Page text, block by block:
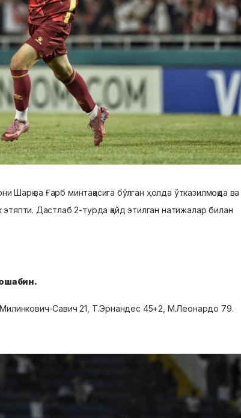
ва Ғарб минтақасига бўлган ҳолда ўтказилмоқда ва
Дастлаб 2-турда қайд этилган натижалар билан
Савич 21, Т.Эрнандес 45+2, М.Леонардо 79.